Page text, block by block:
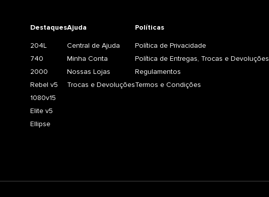
Destaques
204L
740
2000
Rebel v5
1080v15
Elite v5
Ellipse
Ajuda
Central de Ajuda
Minha Conta
Nossas Lojas
Trocas e Devoluções
Políticas
Política de Privacidade
Política de Entregas, Trocas e Devoluções
Regulamentos
Termos e Condições